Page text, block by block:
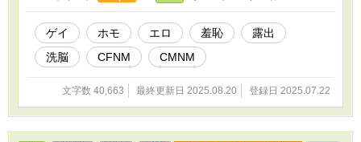
ゲイ ホモ エロ 羞恥
露出
洗脳
CFNM CMNM
文字数 40,663 最終更新日 2025.08.20 登録日 2025.07.22